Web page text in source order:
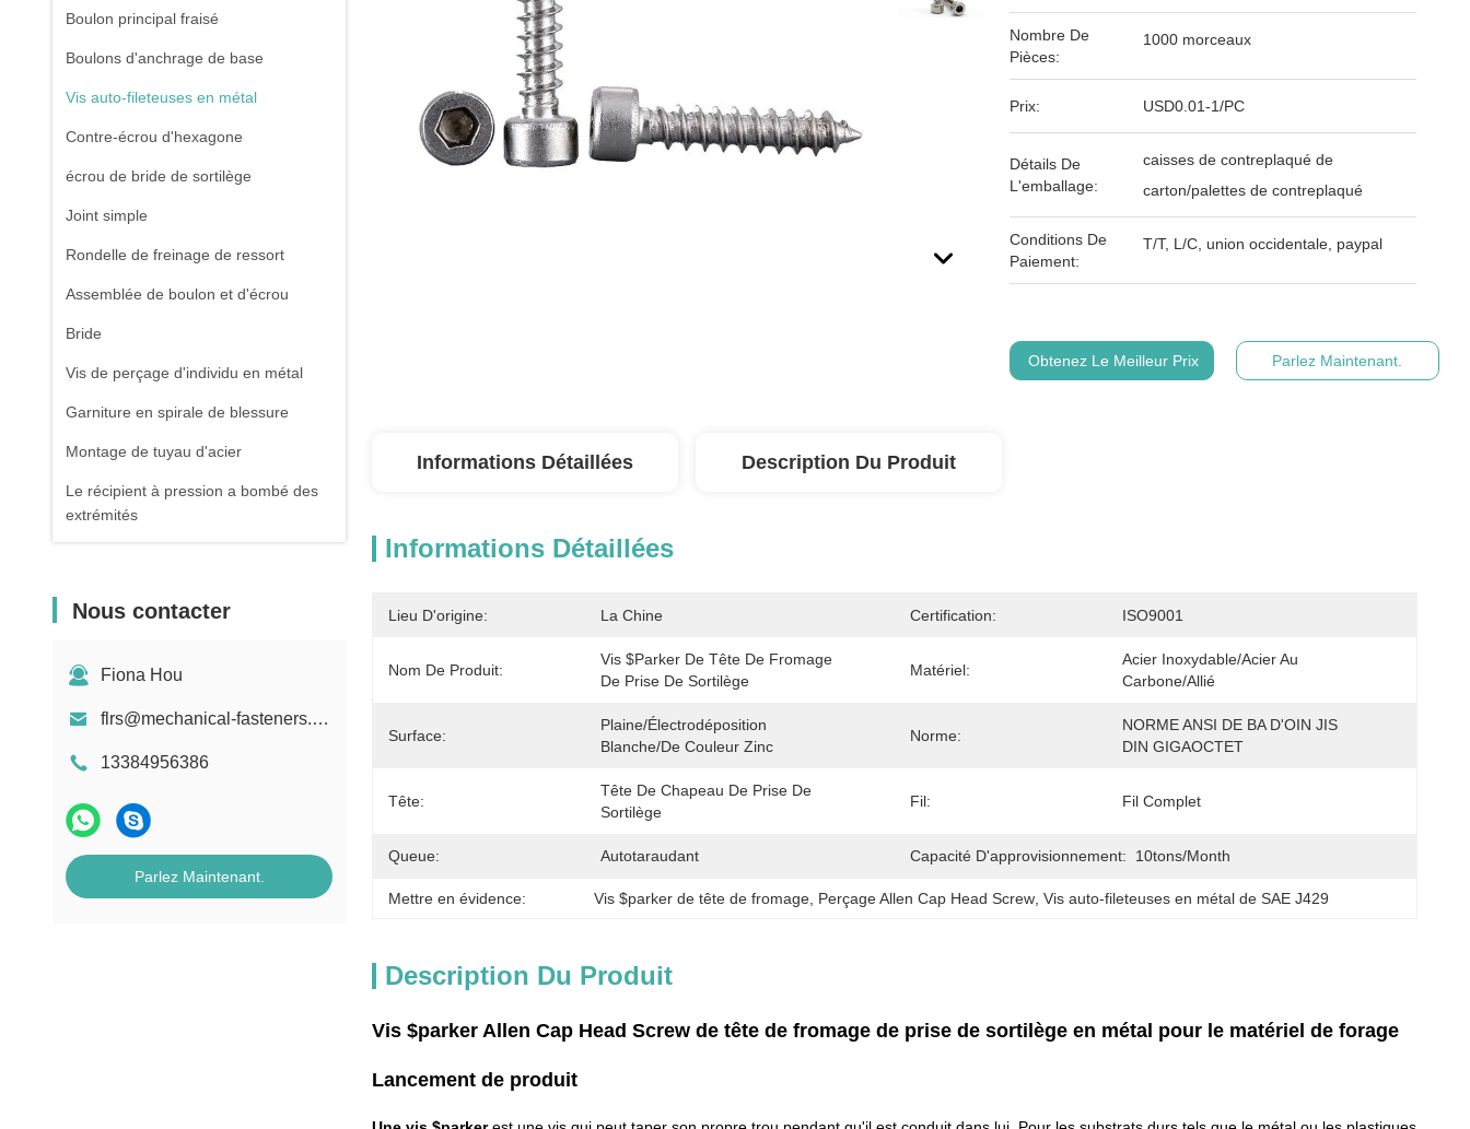
Boulon principal fraisé
Boulons d'anchrage de base
Vis auto-fileteuses en métal
Contre-écrou d'hexagone
écrou de bride de sortilège
Joint simple
Rondelle de freinage de ressort
Assemblée de boulon et d'écrou
Bride
Vis de perçage d'individu en métal
Garniture en spirale de blessure
Montage de tuyau d'acier
Le récipient à pression a bombé des
extrémités
Nous contacter
Fiona Hou
flrs@mechanical-fasteners.com
13384956386
Parlez Maintenant.
Nombre De
Pièces:
1000 morceaux
Prix: USD0.01-1/PC
Détails De
L'emballage:
caisses de contreplaqué de
carton/palettes de contreplaqué
Conditions De
Paiement:
T/T, L/C, union occidentale, paypal
Obtenez Le Meilleur Prix Parlez Maintenant.
Informations Détaillées Description Du Produit
Informations Détaillées
Lieu D'origine: La Chine Certification: ISO9001
Nom De Produit:
Vis $parker De Tête De Fromage
De Prise De Sortilège
Matériel:
Acier Inoxydable/acier Au
Carbone/allié
Surface:
Plaine/électrodéposition
Blanche/de Couleur Zinc
Norme:
NORME ANSI DE BA D'OIN JIS
DIN GIGAOCTET
Tête:
Tête De Chapeau De Prise De
Sortilège
Fil: Fil Complet
Queue: Autotaraudant Capacité D'approvisionnement: 10tons/month
Mettre en évidence: Vis $parker de tête de fromage Perçage Allen Cap Head Screw , Vis auto-fileteuses en métal de SAE J429
Description Du Produit
Vis $parker Allen Cap Head Screw de tête de fromage de prise de sortilège en métal pour le matériel de forage
Lancement de produit